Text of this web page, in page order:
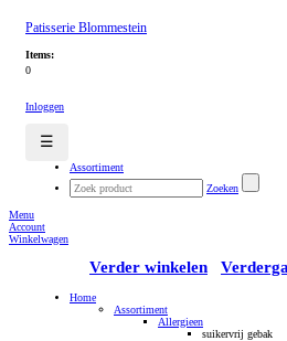
Patisserie Blommestein
Items:
0
Inloggen
☰
Assortiment
Zoeken
Menu
Account
Winkelwagen
Verder winkelen
Home
Assortiment
Allergieen
suikervrij gebak